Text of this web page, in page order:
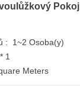
Pokoj
:
1~2 Osoba(y)
1
Meters